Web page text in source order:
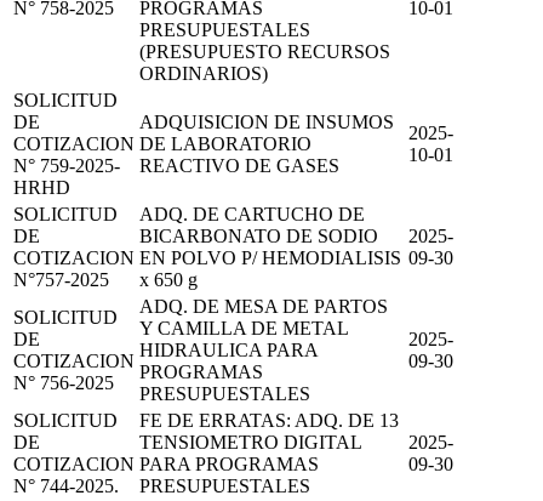
N° 758-2025
PROGRAMAS
PRESUPUESTALES
(PRESUPUESTO RECURSOS
ORDINARIOS)
10-01
SOLICITUD
DE
COTIZACION
N° 759-2025-
HRHD
ADQUISICION DE INSUMOS
DE LABORATORIO
REACTIVO DE GASES
2025-
10-01
SOLICITUD
DE
COTIZACION
N°757-2025
ADQ. DE CARTUCHO DE
BICARBONATO DE SODIO
EN POLVO P/ HEMODIALISIS
x 650 g
2025-
09-30
SOLICITUD
DE
COTIZACION
N° 756-2025
ADQ. DE MESA DE PARTOS
Y CAMILLA DE METAL
HIDRAULICA PARA
PROGRAMAS
PRESUPUESTALES
2025-
09-30
SOLICITUD
DE
COTIZACION
N° 744-2025.
FE DE ERRATAS: ADQ. DE 13
TENSIOMETRO DIGITAL
PARA PROGRAMAS
PRESUPUESTALES
2025-
09-30